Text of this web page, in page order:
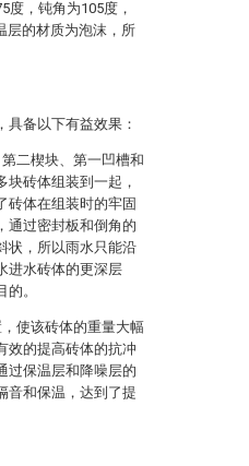
度，钝角为105度，
层的材质为泡沫，所
备以下有益效果：
二楔块、第一凹槽和
砖体组装到一起，
砖体在组装时的牢固
通过密封板和倒角的
状，所以雨水只能沿
进水砖体的更深层
。
使该砖体的重量大幅
效的提高砖体的抗冲
过保温层和降噪层的
音和保温，达到了提